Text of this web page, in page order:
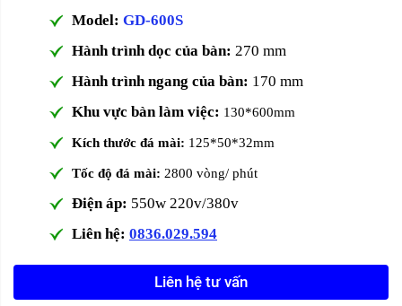
Model: GD-600S
Hành trình dọc của bàn: 270 mm
Hành trình ngang của bàn: 170 mm
Khu vực bàn làm việc: 130*600mm
Kích thước đá mài: 125*50*32mm
Tốc độ đá mài: 2800 vòng/ phút
Điện áp: 550w 220v/380v
Liên hệ: 0836.029.594
Liên hệ tư vấn